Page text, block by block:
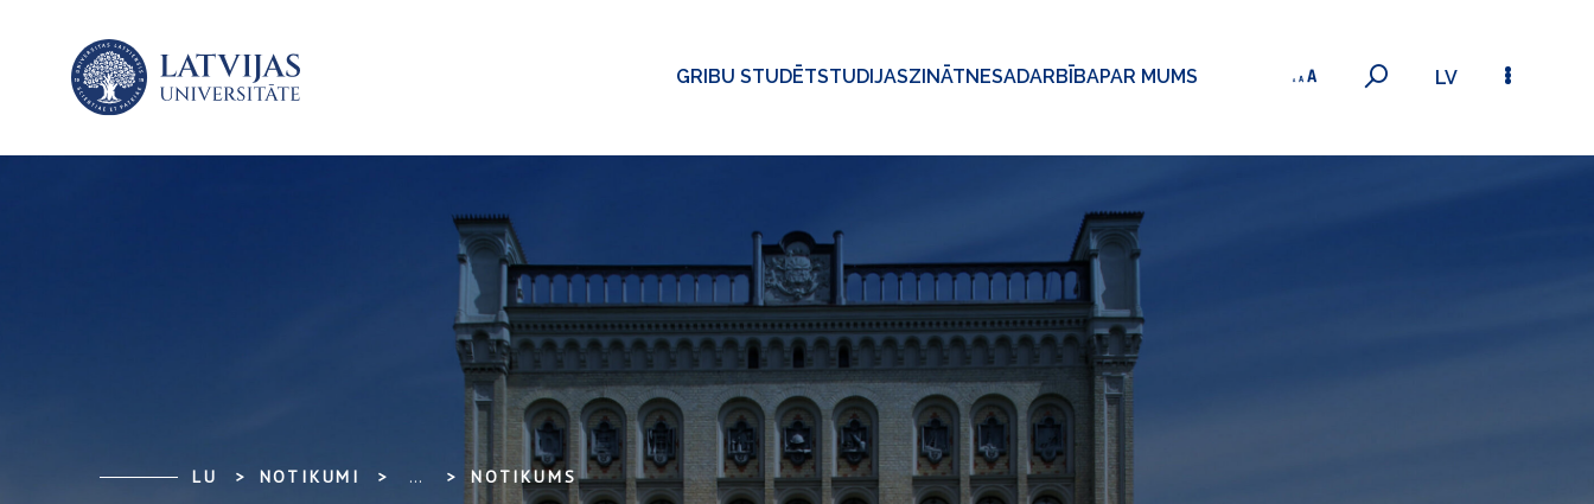
GRIBU STUDĒTSTUDIJASZINĀTNESADARBĪBAPAR MUMS LV
LU NOTIKUMI ... NOTIKUMS